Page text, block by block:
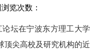
浏览次数：
坛在宁波东方理工大学
顶尖高校及研究机构的近